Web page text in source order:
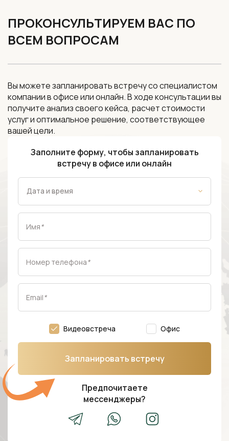
ПРОКОНСУЛЬТИРУЕМ ВАС ПО
ВСЕМ ВОПРОСАМ
Вы можете запланировать встречу со специалистом
компании в офисе или онлайн. В ходе консультации вы
получите анализ своего кейса, расчет стоимости
услуг и оптимальное решение, соответствующее
вашей цели.
Заполните форму, чтобы запланировать
встречу в офисе или онлайн
Имя*
Номер телефона*
Email*
Видеовстреча Офис
Запланировать встречу
Предпочитаете
мессенджеры?